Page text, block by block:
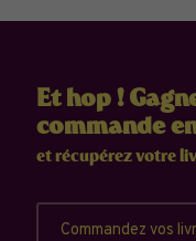
Et hop !
commande
et récupérez votre
Commandez vos